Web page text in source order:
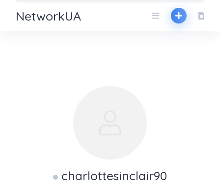
NetworkUA
charlottesinclair90